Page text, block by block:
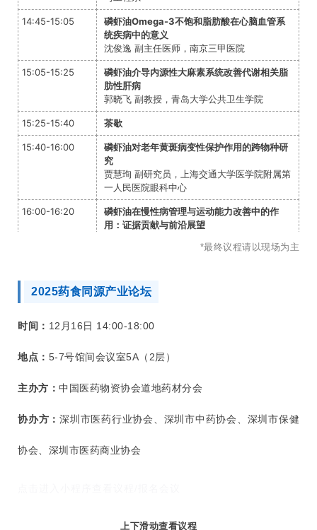
14:45-15:05
磷虾油Omega-3不饱和脂肪酸在心脑血管系
统疾病中的意义
沈俊逸 副主任医师， 南京三甲医院
15:05-15:25
磷虾油介导内源性大麻素系统改善代谢相关脂
肪性肝病
郭晓飞 副教授， 青岛大学公共卫生学院
15:25-15:40 茶歇
15:40-16:00
磷虾油对老年黄斑病变性保护作用的跨物种研
究
贾慧珣 副研究员， 上海交通大学医学院附属第
一人民医院眼科中心
16:00-16:20
磷虾油在慢性病管理与运动能力改善中的作
用：证据贡献与前沿展望
产研究所
Dr. Nils Hoem
17:00-17:20
磷虾油健康获益证据解析
VP. Aker BioMarine China
17:20-17:30
互动交流与总结
*最终议程请以现场为主
2025药食同源产业论坛
时间： 12月16日 14:00-18:00
地点： 5-7号馆间会议室5A（2层）
主办方： 中国医药物资协会道地药材分会
协办方： 深圳市医药行业协会、深圳市中药协会、深圳市保健
协会、深圳市医药商业协会
上下滑动查看议程